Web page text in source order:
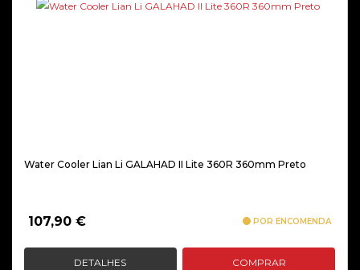
Water Cooler Lian Li GALAHAD II Lite 360R 360mm Preto
107,90 € POR ENCOMENDA
DETALHES COMPRAR